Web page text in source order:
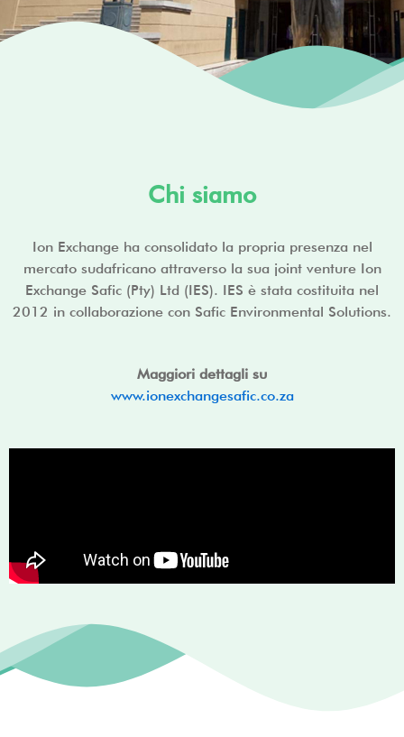
Chi siamo
Ion Exchange ha consolidato la propria presenza nel
mercato sudafricano attraverso la sua joint venture Ion
Exchange Safic (Pty) Ltd (IES). IES è stata costituita nel
2012 in collaborazione con Safic Environmental Solutions.
Maggiori dettagli su
www.ionexchangesafic.co.za